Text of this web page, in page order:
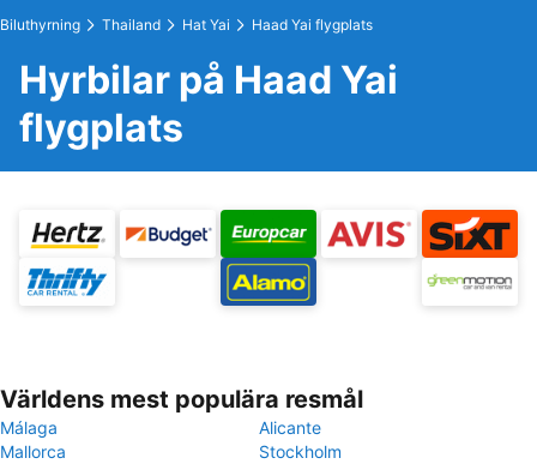
Biluthyrning Thailand Hat Yai Haad Yai flygplats
Hyrbilar på Haad Yai
flygplats
Världens mest populära resmål
Málaga
Alicante
Mallorca
Stockholm